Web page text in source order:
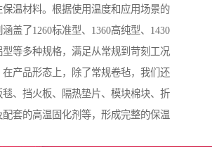
保温材料。根据使用温度和应用场景的
盖了1260标准型、1360高纯型、1430
等多种规格，满足从常规到苛刻工况
在产品形态上，除了常规卷毡，我们还
、挡火板、隔热垫片、模块棉块、折
套的高温固化剂等，形成完整的保温